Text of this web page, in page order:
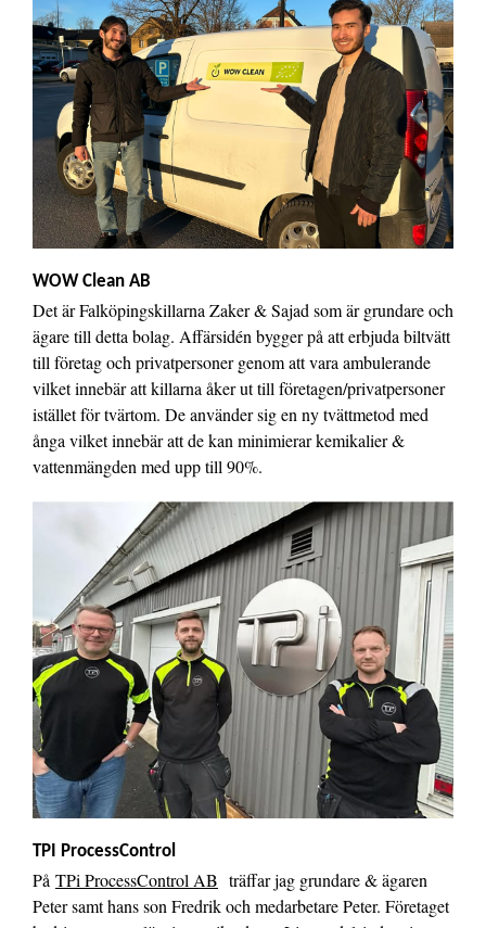
WOW Clean AB
Det är Falköpingskillarna Zaker & Sajad som är grundare och
ägare till detta bolag. Affärsidén bygger på att erbjuda biltvätt
till företag och privatpersoner genom att vara ambulerande
vilket innebär att killarna åker ut till företagen/privatpersoner
istället för tvärtom. De använder sig en ny tvättmetod med
ånga vilket innebär att de kan minimierar kemikalier &
vattenmängden med upp till 90%.
TPI ProcessControl
På TPi ProcessControl AB träffar jag grundare & ägaren
Peter samt hans son Fredrik och medarbetare Peter. Företaget